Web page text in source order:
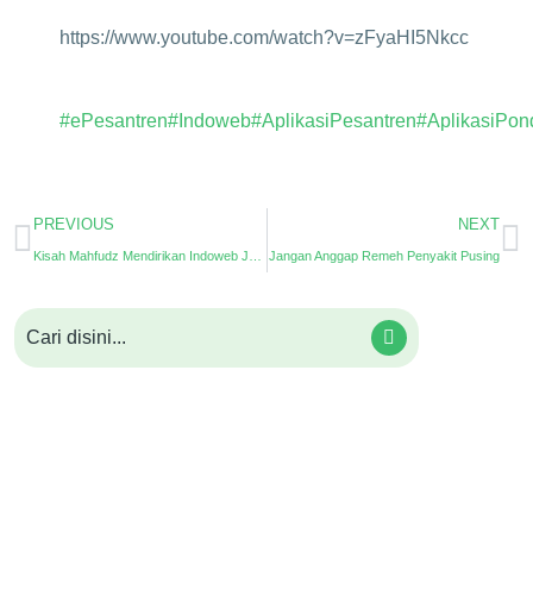
https://www.youtube.com/watch?v=zFyaHI5Nkcc
#ePesantren#Indoweb#AplikasiPesantren
PREVIOUS NEXT
Jangan Anggap Remeh Penyakit Pusing